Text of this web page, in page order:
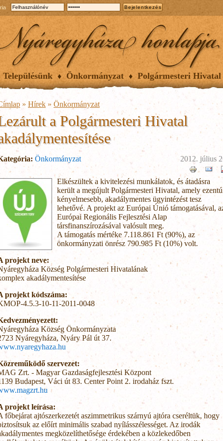
Településünk Önkormányzat Polgármesteri Hivatal
» Hírek » Önkormányzat
a Polgármesteri Hivatal
2012. július
Önkormányzat
Elkészültek a kivitelezési munkálatok, és átadásra
került a megújult Polgármesteri Hivatal, amely
kényelmesebb, akadálymentes ügyintézést tesz
lehetővé. A projekt az Európai Únió támogatásával,
Európai Regionális Fejlesztési Alap
társfinanszírozásával valósult meg.
A támogatás mértéke 7.118.861 Ft (90%), az
önkormányzati önrész 790.985 Ft (10%) volt.
projekt neve:
Község Polgármesteri Hivatalának
akadálymentesítése
projekt kódszáma:
4.5.3-10-11-2011-0048
Község Önkormányzata
Nyáregyháza, Nyáry Pál út 37.
szervezet:
Zrt. - Magyar Gazdaságfejlesztési Központ
Budapest, Váci út 83. Center Point 2. irodaház fszt.
projekt leírása:
főbejárat ajtószerkezetét aszimmetrikus szárnyú ajtóra cseréltük, hogy
az előírt minimális szabad nyílásszélességet. Az irodák
megközelíthetősége érdekében a közlekedőben